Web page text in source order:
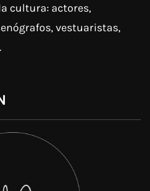
cultura: actores,
vestuaristas,